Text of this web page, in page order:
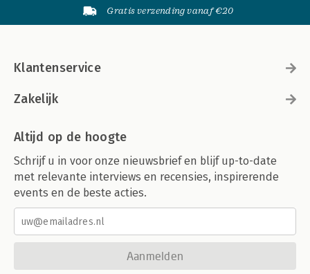
Gratis verzending vanaf €20
Klantenservice
Zakelijk
Altijd op de hoogte
Schrijf u in voor onze nieuwsbrief en blijf up-to-date
met relevante interviews en recensies, inspirerende
events en de beste acties.
Aanmelden